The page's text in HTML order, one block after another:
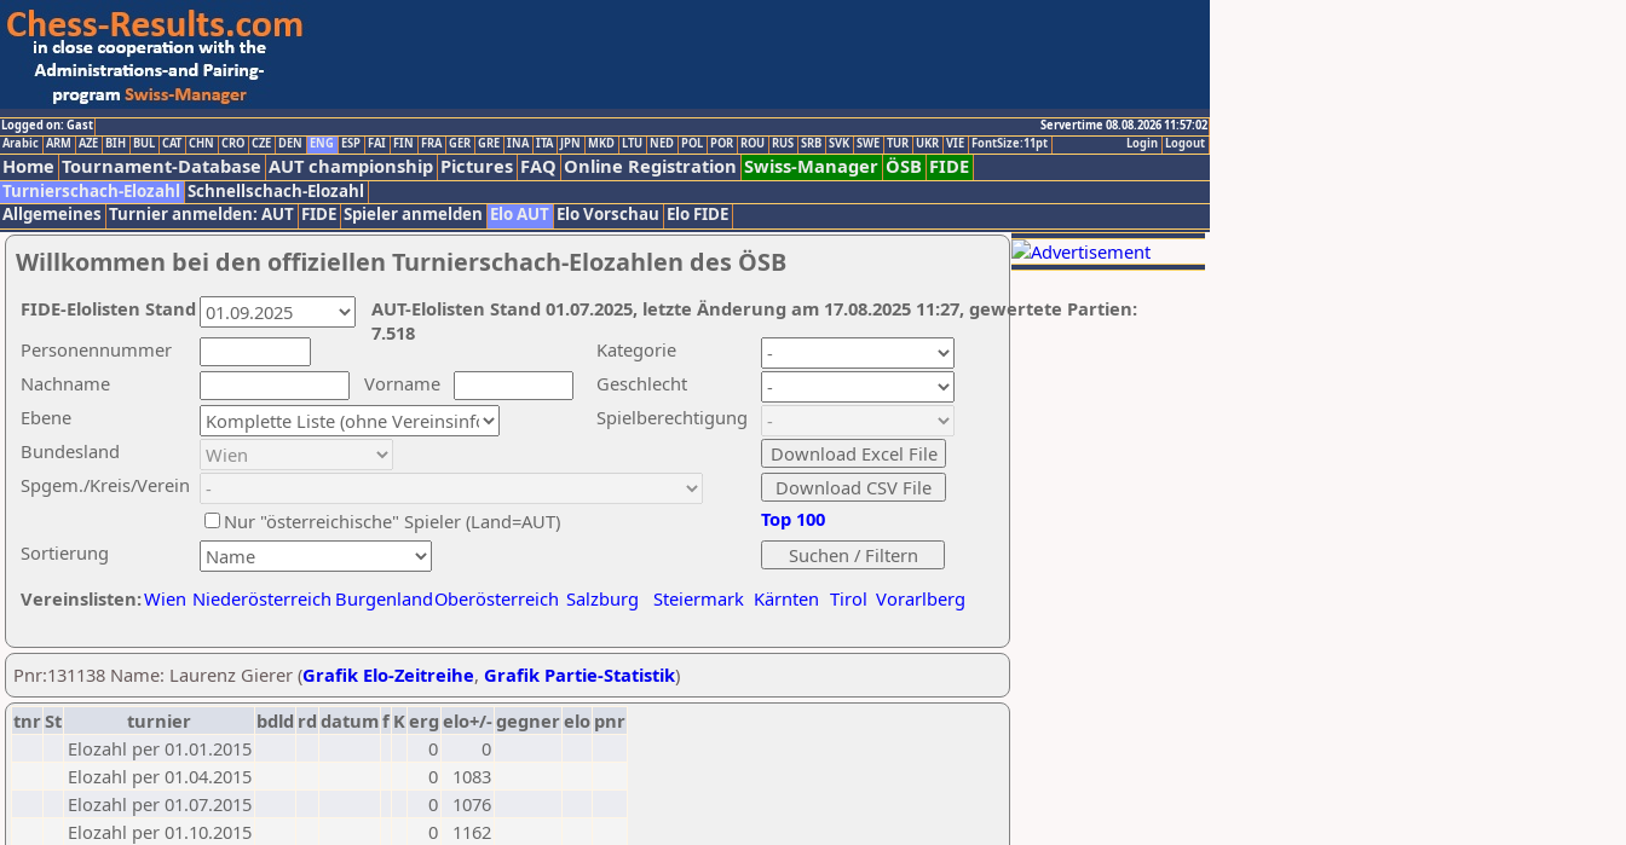
Logged on: Gast
Servertime 08.08.2026 11:57:02
Logout
Login
Arabic ARM AZE BIH BUL CAT CHN CRO CZE DEN ENG ESP FAI FIN FRA GER GRE INA ITA JPN MKD LTU NED POL POR ROU RUS SRB SVK SWE TUR UKR VIE FontSize:11pt
Home Tournament-Database AUT championship Pictures FAQ Online Registration Swiss-Manager ÖSB FIDE
Turnierschach-Elozahl Schnellschach-Elozahl
Allgemeines Turnier anmelden: AUT FIDE Spieler anmelden Elo AUT Elo Vorschau Elo FIDE
Willkommen bei den offiziellen Turnierschach-Elozahlen des ÖSB
Nachname
Vorname
Ebene
Kategorie
Sortierung
Personennummer
Bundesland
Spgem./Kreis/Verein
Geschlecht
Nur "österreichische" Spieler (Land=AUT)
Spielberechtigung
Vereinslisten:Wien Niederösterreich BurgenlandOberösterreich Salzburg Steiermark Kärnten Tirol Vorarlberg
Top 100
AUT-Elolisten Stand 01.07.2025, letzte Änderung am 17.08.2025 11:27, gewertete Partien:
7.518
FIDE-Elolisten Stand
Pnr:131138 Name: Laurenz Gierer (Grafik Elo-Zeitreihe, Grafik Partie-Statistik)
tnrSt turnier bdld rd datumf Kerg elo+/-gegnerelo pnr
Elozahl per 01.01.2015
0
0
Elozahl per 01.04.2015
0
1083
Elozahl per 01.07.2015
0
1076
Elozahl per 01.10.2015
0
1162